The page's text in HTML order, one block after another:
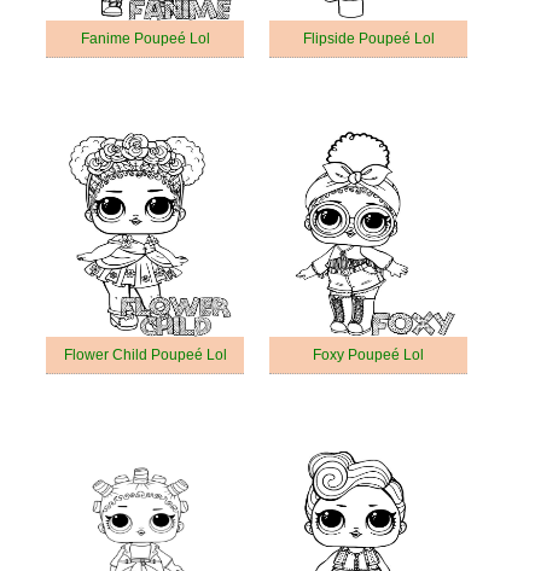
Fanime Poupeé Lol Flipside Poupeé Lol
Flower Child Poupeé Lol Foxy Poupeé Lol